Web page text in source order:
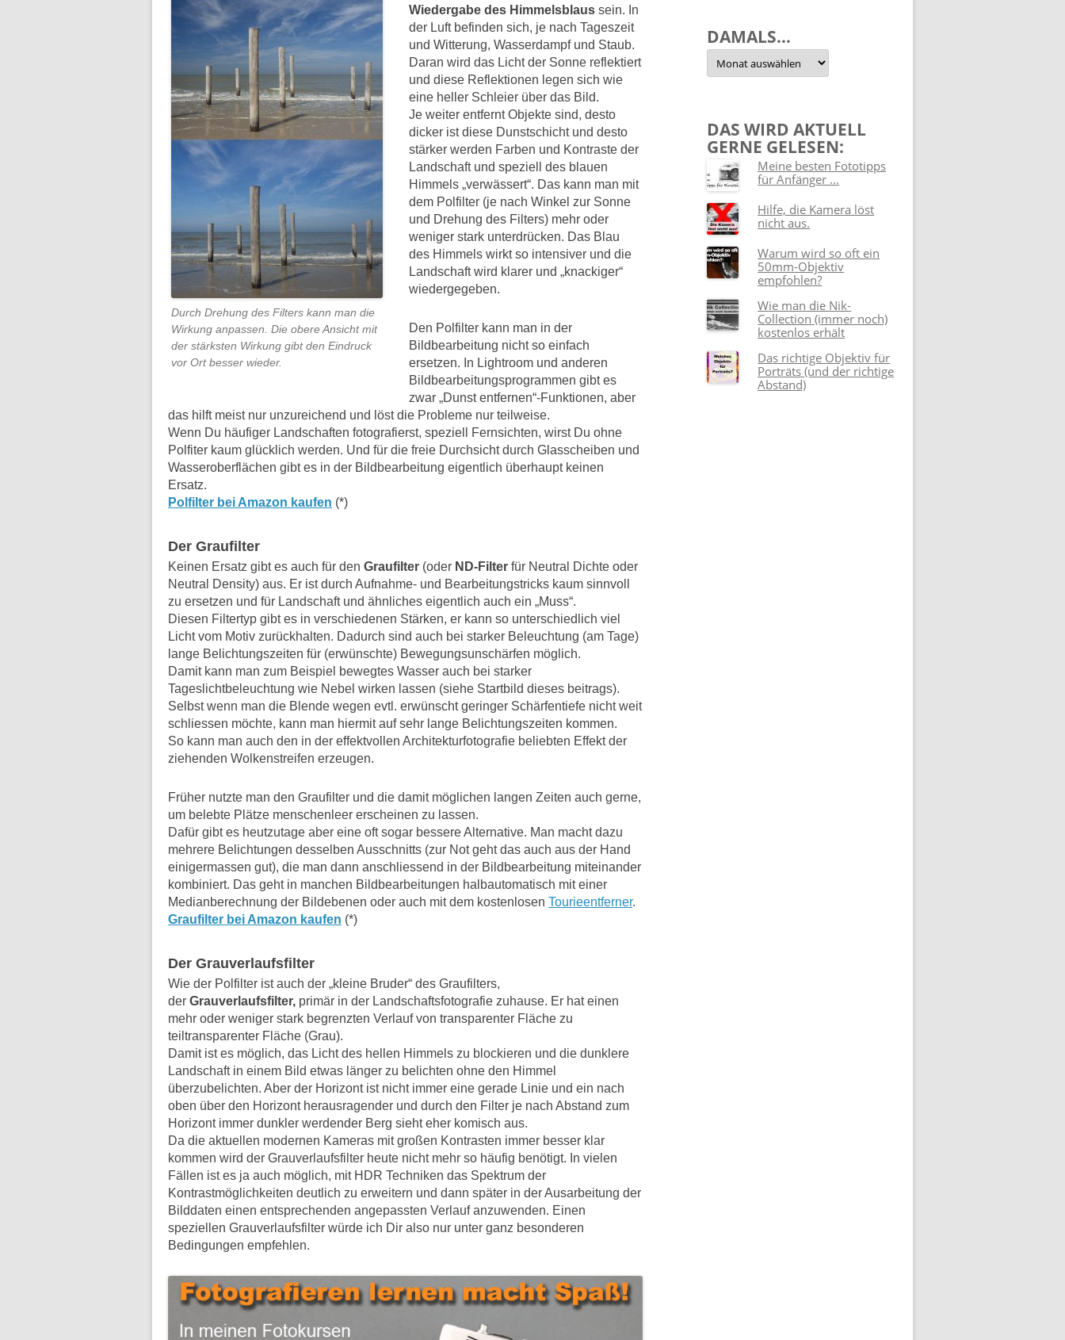
Durch Drehung des Filters kann man die
Wirkung anpassen. Die obere Ansicht mit
der stärksten Wirkung gibt den Eindruck
vor Ort besser wieder.
Wiedergabe des Himmelsblaus sein. In
der Luft befinden sich, je nach Tageszeit
und Witterung, Wasserdampf und Staub.
Daran wird das Licht der Sonne reflektiert
und diese Reflektionen legen sich wie
eine heller Schleier über das Bild.
Je weiter entfernt Objekte sind, desto
dicker ist diese Dunstschicht und desto
stärker werden Farben und Kontraste der
Landschaft und speziell des blauen
Himmels „verwässert“. Das kann man mit
dem Polfilter (je nach Winkel zur Sonne
und Drehung des Filters) mehr oder
weniger stark unterdrücken. Das Blau
des Himmels wirkt so intensiver und die
Landschaft wird klarer und „knackiger“
wiedergegeben.
Den Polfilter kann man in der
Bildbearbeitung nicht so einfach
ersetzen. In Lightroom und anderen
Bildbearbeitungsprogrammen gibt es
zwar „Dunst entfernen“-Funktionen, aber
das hilft meist nur unzureichend und löst die Probleme nur teilweise.
Wenn Du häufiger Landschaften fotografierst, speziell Fernsichten, wirst Du ohne
Polfiter kaum glücklich werden. Und für die freie Durchsicht durch Glasscheiben und
Wasseroberflächen gibt es in der Bildbearbeitung eigentlich überhaupt keinen
Ersatz.
Polfilter bei Amazon kaufen (*)
Der Graufilter
Keinen Ersatz gibt es auch für den Graufilter (oder ND-Filter für Neutral Dichte oder
Neutral Density) aus. Er ist durch Aufnahme- und Bearbeitungstricks kaum sinnvoll
zu ersetzen und für Landschaft und ähnliches eigentlich auch ein „Muss“.
Diesen Filtertyp gibt es in verschiedenen Stärken, er kann so unterschiedlich viel
Licht vom Motiv zurückhalten. Dadurch sind auch bei starker Beleuchtung (am Tage)
lange Belichtungszeiten für (erwünschte) Bewegungsunschärfen möglich.
Damit kann man zum Beispiel bewegtes Wasser auch bei starker
Tageslichtbeleuchtung wie Nebel wirken lassen (siehe Startbild dieses beitrags).
Selbst wenn man die Blende wegen evtl. erwünscht geringer Schärfentiefe nicht weit
schliessen möchte, kann man hiermit auf sehr lange Belichtungszeiten kommen.
So kann man auch den in der effektvollen Architekturfotografie beliebten Effekt der
ziehenden Wolkenstreifen erzeugen.
Früher nutzte man den Graufilter und die damit möglichen langen Zeiten auch gerne,
um belebte Plätze menschenleer erscheinen zu lassen.
Dafür gibt es heutzutage aber eine oft sogar bessere Alternative. Man macht dazu
mehrere Belichtungen desselben Ausschnitts (zur Not geht das auch aus der Hand
einigermassen gut), die man dann anschliessend in der Bildbearbeitung miteinander
kombiniert. Das geht in manchen Bildbearbeitungen halbautomatisch mit einer
Medianberechnung der Bildebenen oder auch mit dem kostenlosen Tourieentferner.
Graufilter bei Amazon kaufen (*)
Der Grauverlaufsfilter
Wie der Polfilter ist auch der „kleine Bruder“ des Graufilters,
der Grauverlaufsfilter, primär in der Landschaftsfotografie zuhause. Er hat einen
mehr oder weniger stark begrenzten Verlauf von transparenter Fläche zu
teiltransparenter Fläche (Grau).
Damit ist es möglich, das Licht des hellen Himmels zu blockieren und die dunklere
Landschaft in einem Bild etwas länger zu belichten ohne den Himmel
überzubelichten. Aber der Horizont ist nicht immer eine gerade Linie und ein nach
oben über den Horizont herausragender und durch den Filter je nach Abstand zum
Horizont immer dunkler werdender Berg sieht eher komisch aus.
Da die aktuellen modernen Kameras mit großen Kontrasten immer besser klar
kommen wird der Grauverlaufsfilter heute nicht mehr so häufig benötigt. In vielen
Fällen ist es ja auch möglich, mit HDR Techniken das Spektrum der
Kontrastmöglichkeiten deutlich zu erweitern und dann später in der Ausarbeitung der
Bilddaten einen entsprechenden angepassten Verlauf anzuwenden. Einen
speziellen Grauverlaufsfilter würde ich Dir also nur unter ganz besonderen
Bedingungen empfehlen.
DAMALS…
Damals…
DAS WIRD AKTUELL
GERNE GELESEN:
Meine besten Fototipps
für Anfänger ...
Hilfe, die Kamera löst
nicht aus.
Warum wird so oft ein
50mm-Objektiv
empfohlen?
Wie man die Nik-
Collection (immer noch)
kostenlos erhält
Das richtige Objektiv für
Porträts (und der richtige
Abstand)